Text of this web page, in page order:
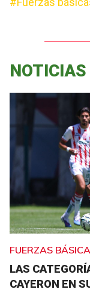
FUERZAS
LAS
CAYERON EN